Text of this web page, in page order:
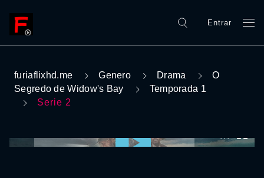
Entrar
furiaflixhd.me Genero Drama
O
Segredo de Widow's Bay
Temporada 1
Serie 2